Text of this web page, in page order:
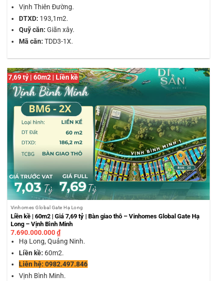
Vịnh Thiên Đường.
DTXD: 193,1m2.
Quỹ căn: Giãn xây.
Mã căn: TDD3-1X.
7,69 tỷ | 60m2 | Liền kề
Vinhomes Global Gate Hạ Long
Liền kề | 60m2 | Giá 7,69 tỷ | Bàn giao thô – Vinhomes Global Gate Hạ
Long – Vịnh Bình Minh
7.690.000.000₫
Hạ Long, Quảng Ninh.
Liền kề: 60m2.
Liên hệ: 0982.497.846
Vịnh Bình Minh.